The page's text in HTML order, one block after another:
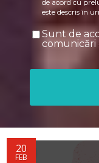
de acord cu
este descris în
Sunt de
comunicări
20
FEB